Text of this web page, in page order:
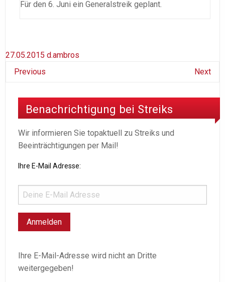
Für den 6. Juni ein Generalstreik geplant.
27.05.2015 d.ambros
Previous
Next
Benachrichtigung bei Streiks
Wir informieren Sie topaktuell zu Streiks und
Beeinträchtigungen per Mail!
Ihre E-Mail Adresse:
Ihre E-Mail-Adresse wird nicht an Dritte
weitergegeben!